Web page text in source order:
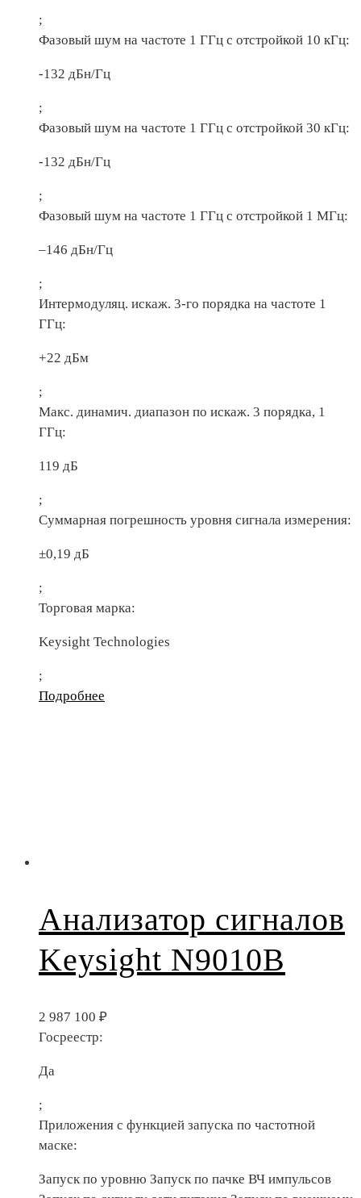
;
Фазовый шум на частоте 1 ГГц с отстройкой 10 кГц:
-132 дБн/Гц
;
Фазовый шум на частоте 1 ГГц с отстройкой 30 кГц:
-132 дБн/Гц
;
Фазовый шум на частоте 1 ГГц с отстройкой 1 МГц:
–146 дБн/Гц
;
Интермодуляц. искаж. 3-го порядка на частоте 1
ГГц:
+22 дБм
;
Макс. динамич. диапазон по искаж. 3 порядка, 1
ГГц:
119 дБ
;
Суммарная погрешность уровня сигнала измерения:
±0,19 дБ
;
Торговая марка:
Keysight Technologies
;
Подробнее
Анализатор сигналов
Keysight N9010B
2 987 100 ₽
Госреестр:
Да
;
Приложения с функцией запуска по частотной
маске:
Запуск по уровню Запуск по пачке ВЧ импульсов